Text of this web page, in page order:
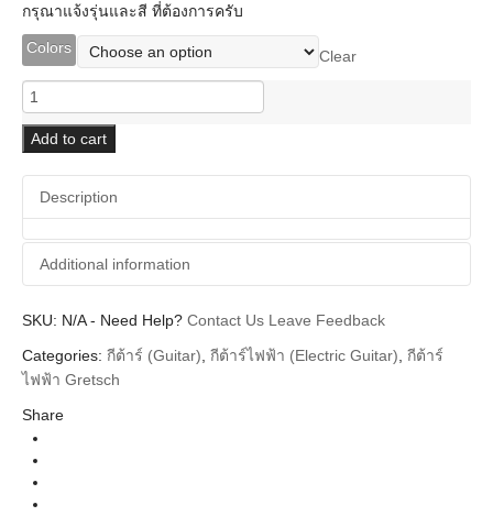
กรุณาแจ้งรุ่นและสี ที่ต้องการครับ
Colors
Clear
Gretsch
G2604T
Limited
Edition
Streamliner
Rally
II
Center
Block
with
Add to cart
Description
Additional information
Additional information
Brands Gretsch
SKU: N/A- Need Help? Contact Us Leave Feedback
Categories: กีต้าร์ (Guitar) กีต้าร์ไฟฟ้า (Electric Guitar) กีต้าร์
ไฟฟ้า Gretsch
Share